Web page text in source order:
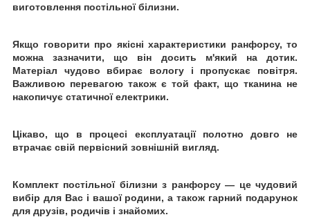
виготовлення постільної білизни.
Якщо говорити про якісні характеристики ранфорсу, то
можна зазначити, що він досить м'який на дотик.
Матеріал чудово вбирає вологу і пропускає повітря.
Важливою перевагою також є той факт, що тканина не
накопичує статичної електрики.
Цікаво, що в процесі експлуатації полотно довго не
втрачає свій первісний зовнішній вигляд.
Комплект постільної білизни з ранфорсу — це чудовий
вибір для Вас і вашої родини, а також гарний подарунок
для друзів, родичів і знайомих.